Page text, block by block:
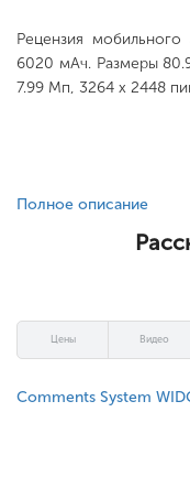
Рецензия мобильного
6020 мАч. Размеры
7.99 Мп, 3264 x 2448
Полное описание
Цены Видео
Comments System